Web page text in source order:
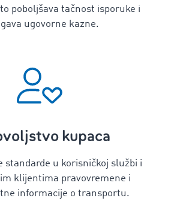
poboljšava tačnost isporuke i
ugovorne kazne.
kupaca
standarde u korisničkoj službi i
klijentima pravovremene i
informacije o transportu.